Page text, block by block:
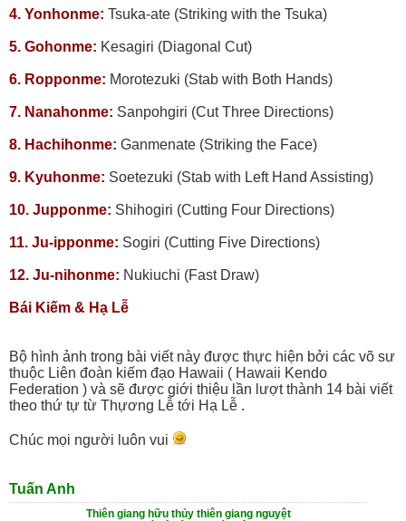
4. Yonhonme: Tsuka-ate (Striking with the Tsuka)
5. Gohonme: Kesagiri (Diagonal Cut)
6. Ropponme: Morotezuki (Stab with Both Hands)
7. Nanahonme: Sanpohgiri (Cut Three Directions)
8. Hachihonme: Ganmenate (Striking the Face)
9. Kyuhonme: Soetezuki (Stab with Left Hand Assisting)
10. Jupponme: Shihogiri (Cutting Four Directions)
11. Ju-ipponme: Sogiri (Cutting Five Directions)
12. Ju-nihonme: Nukiuchi (Fast Draw)
Bái Kiếm & Hạ Lễ
Bộ hình ảnh trong bài viết này được thực hiện bởi các võ sư
thuộc Liên đoàn kiếm đạo Hawaii ( Hawaii Kendo
Federation ) và sẽ được giới thiệu lần lượt thành 14 bài viết
theo thứ tự từ Thựơng Lễ tới Hạ Lễ .
Chúc mọi người luôn vui
Tuấn Anh
Thiên giang hữu thủy thiên giang nguyệt